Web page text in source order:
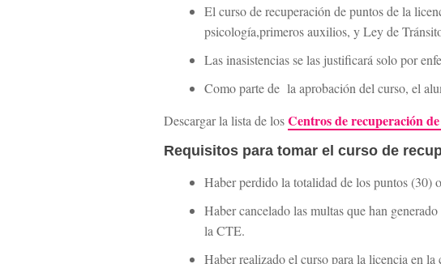
El curso de recuperación de puntos de la
psicología,primeros auxilios, y Ley de
Las inasistencias se las justificará solo por
Como parte de la aprobación del curso, el
Descargar la lista de losCentros de recuperación
Requisitos para tomar el curso de
Haber perdido la totalidad de los puntos (30)
Haber cancelado las multas que han
la CTE.
Haber realizado el curso para la licencia en